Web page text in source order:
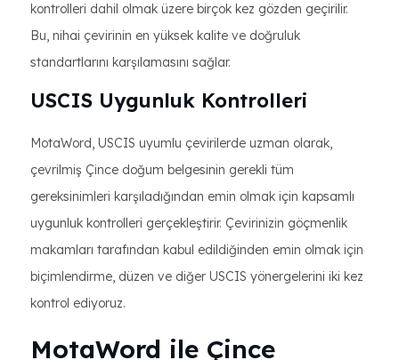
kontrolleri dahil olmak üzere birçok kez gözden geçirilir.
Bu, nihai çevirinin en yüksek kalite ve doğruluk
standartlarını karşılamasını sağlar.
USCIS Uygunluk Kontrolleri
MotaWord, USCIS uyumlu çevirilerde uzman olarak,
çevrilmiş Çince doğum belgesinin gerekli tüm
gereksinimleri karşıladığından emin olmak için kapsamlı
uygunluk kontrolleri gerçekleştirir. Çevirinizin göçmenlik
makamları tarafından kabul edildiğinden emin olmak için
biçimlendirme, düzen ve diğer USCIS yönergelerini iki kez
kontrol ediyoruz.
MotaWord ile Çince